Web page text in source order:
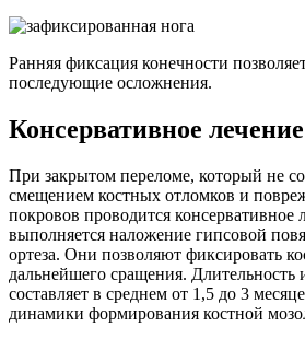
Ранняя фиксация конечности
последующие осложнения.
Консервативное лечение
При закрытом переломе, который не
смещением костных отломков и
покровов проводится консервативное
выполняется наложение гипсовой
ортеза. Они позволяют фиксировать
дальнейшего сращения. Длительность
составляет в среднем от 1,5 до 3
динамики формирования костной